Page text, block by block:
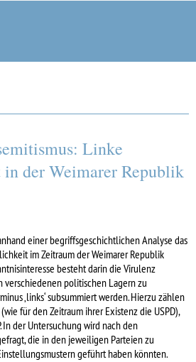
Linke
in der Weimarer Republik
einer begriffsgeschichtlichen Analyse das
im Zeitraum der Weimarer Republik
besteht darin die Virulenz
politischen Lagern zu
‚links‘ subsummiert werden. Hierzu zählen
für den Zeitraum ihrer Existenz die USPD),
der Untersuchung wird nach den
die in den jeweiligen Parteien zu
geführt haben könnten.